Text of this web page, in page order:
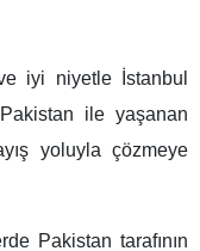
iyi niyetle İstanbul
Pakistan ile yaşanan
yoluyla çözmeye
Pakistan tarafının